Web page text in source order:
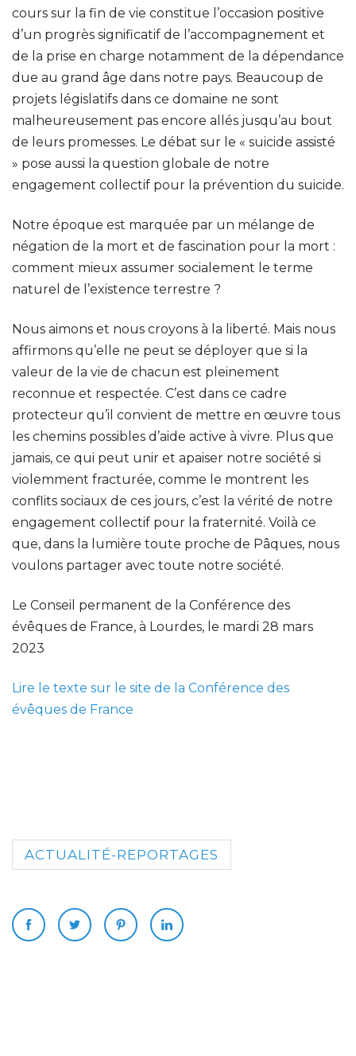
cours sur la fin de vie constitue l’occasion positive
d’un progrès significatif de l’accompagnement et
de la prise en charge notamment de la dépendance
due au grand âge dans notre pays. Beaucoup de
projets législatifs dans ce domaine ne sont
malheureusement pas encore allés jusqu’au bout
de leurs promesses. Le débat sur le « suicide assisté
» pose aussi la question globale de notre
engagement collectif pour la prévention du suicide.
Notre époque est marquée par un mélange de
négation de la mort et de fascination pour la mort :
comment mieux assumer socialement le terme
naturel de l’existence terrestre ?
Nous aimons et nous croyons à la liberté. Mais nous
affirmons qu’elle ne peut se déployer que si la
valeur de la vie de chacun est pleinement
reconnue et respectée. C’est dans ce cadre
protecteur qu’il convient de mettre en œuvre tous
les chemins possibles d’aide active à vivre. Plus que
jamais, ce qui peut unir et apaiser notre société si
violemment fracturée, comme le montrent les
conflits sociaux de ces jours, c’est la vérité de notre
engagement collectif pour la fraternité. Voilà ce
que, dans la lumière toute proche de Pâques, nous
voulons partager avec toute notre société.
Le Conseil permanent de la Conférence des
évêques de France, à Lourdes, le mardi 28 mars
2023
Lire le texte sur le site de la Conférence des
évêques de France
ACTUALITÉ-REPORTAGES